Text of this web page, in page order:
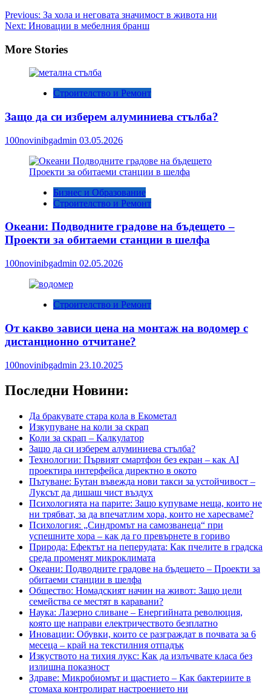
Post
navigation
Previous: За хола и неговата значимост в живота ни
Next: Иновации в мебелния бранш
More Stories
Строителство и Ремонт
Защо да си изберем алуминиева стълба?
100novinibgadmin 03.05.2026
Бизнес и Образование
Строителство и Ремонт
Океани: Подводните градове на бъдещето –
Проекти за обитаеми станции в шелфа
100novinibgadmin 02.05.2026
Строителство и Ремонт
От какво зависи цена на монтаж на водомер с
дистанционно отчитане?
100novinibgadmin 23.10.2025
Последни Новини:
Да бракувате стара кола в Екометал
Изкупуване на коли за скрап
Коли за скрап – Калкулатор
Защо да си изберем алуминиева стълба?
Технологии: Първият смартфон без екран – как AI
проектира интерфейса директно в окото
Пътуване: Бутан въвежда нови такси за устойчивост –
Луксът да дишаш чист въздух
Психологията на парите: Защо купуваме неща, които не
ни трябват, за да впечатлим хора, които не харесваме?
Психология: „Синдромът на самозванеца“ при
успешните хора – как да го превърнете в гориво
Природа: Ефектът на пеперудата: Как пчелите в градска
среда променят микроклимата
Океани: Подводните градове на бъдещето – Проекти за
обитаеми станции в шелфа
Общество: Номадският начин на живот: Защо цели
семейства се местят в каравани?
Наука: Лазерно сливане – Енергийната революция,
която ще направи електричеството безплатно
Иновации: Обувки, които се разграждат в почвата за 6
месеца – край на текстилния отпадък
Изкуството на тихия лукс: Как да излъчвате класа без
излишна показност
Здраве: Микробиомът и щастието – Как бактериите в
стомаха контролират настроението ни